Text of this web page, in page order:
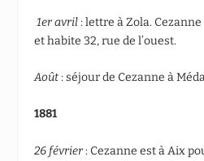
1eravril: lettre à Zola.
et habite 32, rue de l’ouest.
Août: séjour de Cezanne à
1881
26 février: Cezanne est à Aix